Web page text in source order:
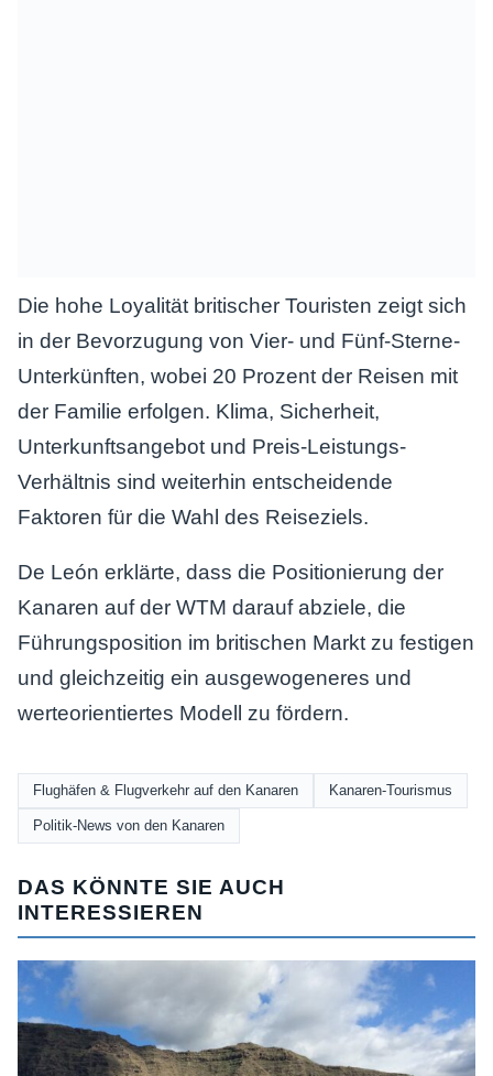
Die hohe Loyalität britischer Touristen zeigt sich
in der Bevorzugung von Vier- und Fünf-Sterne-
Unterkünften, wobei 20 Prozent der Reisen mit
der Familie erfolgen. Klima, Sicherheit,
Unterkunftsangebot und Preis-Leistungs-
Verhältnis sind weiterhin entscheidende
Faktoren für die Wahl des Reiseziels.
De León erklärte, dass die Positionierung der
Kanaren auf der WTM darauf abziele, die
Führungsposition im britischen Markt zu festigen
und gleichzeitig ein ausgewogeneres und
werteorientiertes Modell zu fördern.
Flughäfen & Flugverkehr auf den Kanaren Kanaren-Tourismus
Politik-News von den Kanaren
DAS KÖNNTE SIE AUCH
INTERESSIEREN